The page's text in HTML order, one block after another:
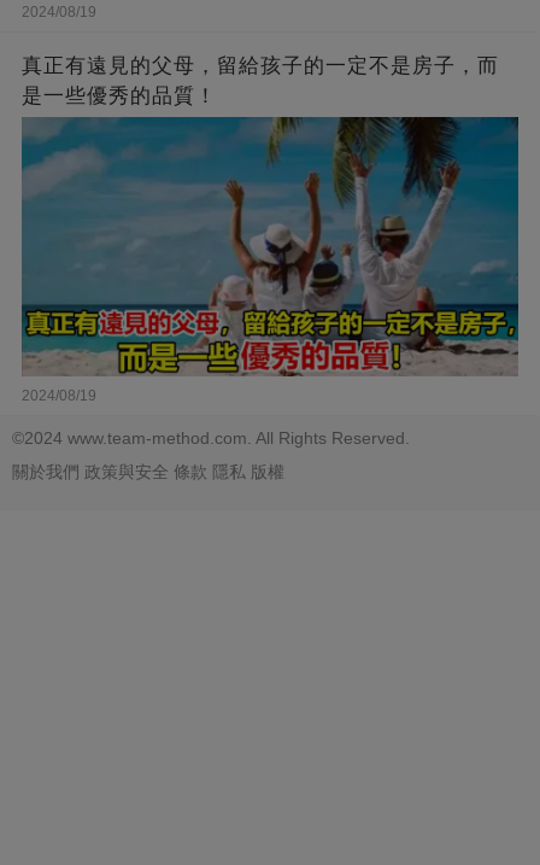
2024/08/19
真正有遠見的父母，留給孩子的一定不是房子，而
是一些優秀的品質！
2024/08/19
©2024 www.team-method.com. All Rights Reserved.
關於我們 政策與安全 條款 隱私 版權